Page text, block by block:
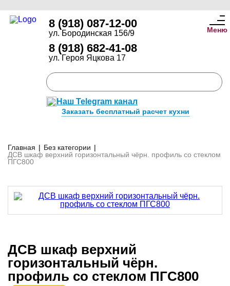
8 (918) 087-12-00
ул. Бородинская 156/9
8 (918) 682-41-08
ул. Героя Яцкова 17
Наш Telegram канал
Заказать бесплатный расчет кухни
Меню
Главная | Без категории |
ДСВ шкаф верхний горизонтальный чёрн. профиль со стеклом
ПГС800
ДСВ шкаф верхний
горизонтальный чёрн.
профиль со стеклом ПГС800